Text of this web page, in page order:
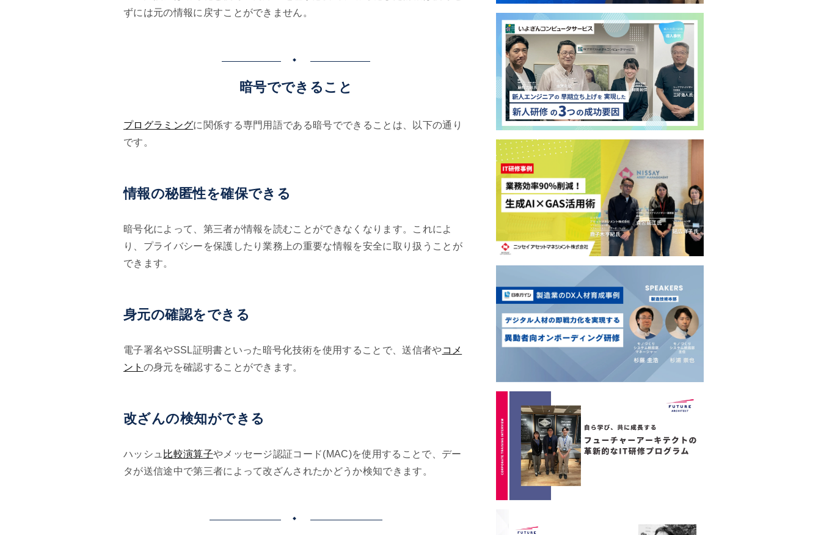
ずには元の情報に戻すことができません。
暗号でできること
プログラミングに関係する専門用語である暗号でできることは、以下の通り
です。
情報の秘匿性を確保できる
暗号化によって、第三者が情報を読むことができなくなります。これによ
り、プライバシーを保護したり業務上の重要な情報を安全に取り扱うことが
できます。
身元の確認をできる
電子署名やSSL証明書といった暗号化技術を使用することで、送信者やコメ
ント の身元を確認することができます。
改ざんの検知ができる
ハッシュ 比較演算子やメッセージ認証コード(MAC)を使用することで、デー
タが送信途中で第三者によって改ざんされたかどうか検知できます。